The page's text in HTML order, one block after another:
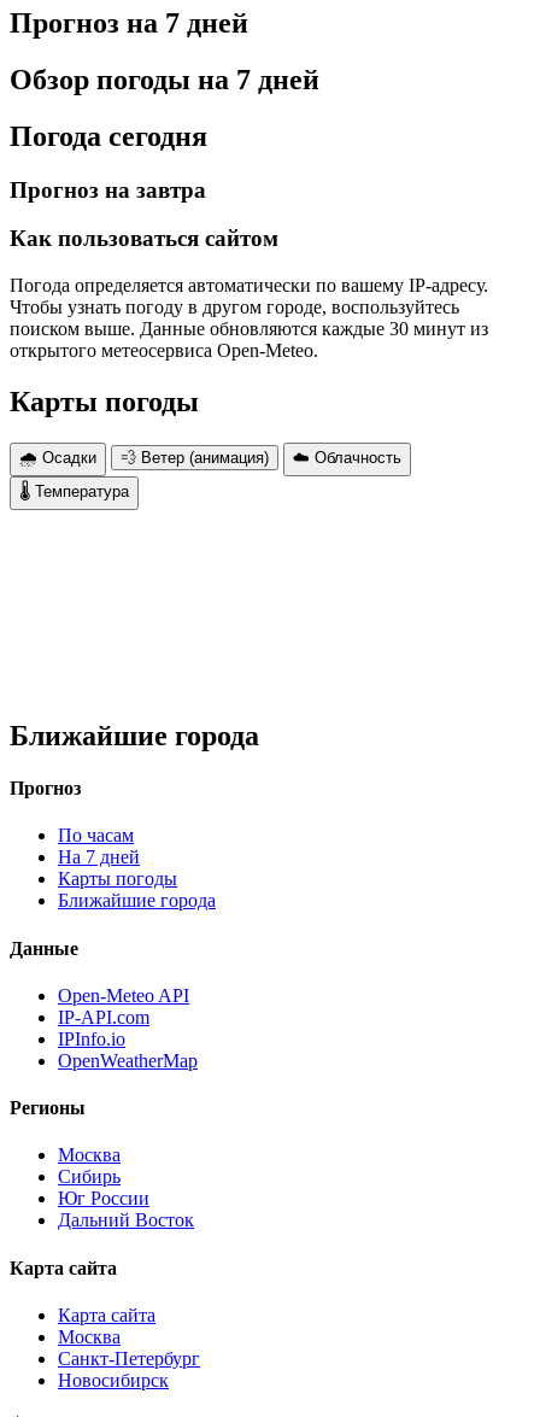
Прогноз на 7 дней
Обзор погоды на 7 дней
Погода сегодня
Прогноз на завтра
Как пользоваться сайтом
Погода определяется автоматически по вашему IP-адресу.
Чтобы узнать погоду в другом городе, воспользуйтесь
поиском выше. Данные обновляются каждые 30 минут из
открытого метеосервиса Open-Meteo.
Карты погоды
🌧 Осадки 💨 Ветер (анимация)
☁️ Облачность
🌡 Температура
Ближайшие города
Прогноз
По часам
На 7 дней
Карты погоды
Ближайшие города
Данные
Open-Meteo API
IP-API.com
IPInfo.io
OpenWeatherMap
Регионы
Москва
Сибирь
Юг России
Дальний Восток
Карта сайта
Карта сайта
Москва
Санкт-Петербург
Новосибирск